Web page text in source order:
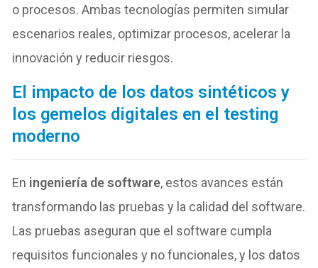
o procesos. Ambas tecnologías permiten simular
escenarios reales, optimizar procesos, acelerar la
innovación y reducir riesgos.
El impacto de los datos sintéticos y
los gemelos digitales en el testing
moderno
En ingeniería de software, estos avances están
transformando las pruebas y la calidad del software.
Las pruebas aseguran que el software cumpla
requisitos funcionales y no funcionales, y los datos